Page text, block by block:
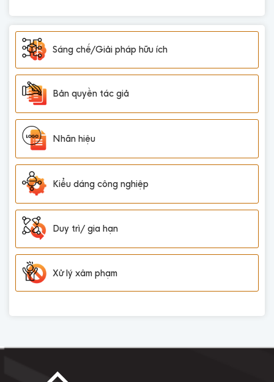
Sáng chế/Giải pháp hữu ích
Bản quyền tác giả
Nhãn hiệu
Kiểu dáng công nghiệp
Duy trì/ gia hạn
Xử lý xâm phạm